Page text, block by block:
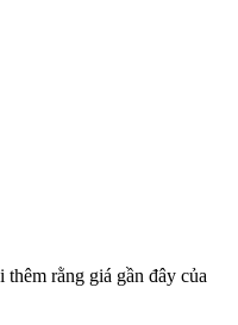
rằng giá gần đây của